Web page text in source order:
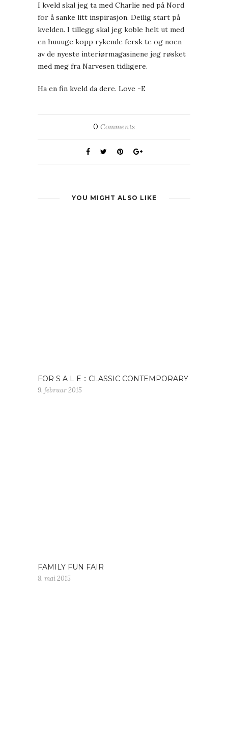
I kveld skal jeg ta med Charlie ned på Nord
for å sanke litt inspirasjon. Deilig start på
kvelden. I tillegg skal jeg koble helt ut med
en huuuge kopp rykende fersk te og noen
av de nyeste interiørmagasinene jeg røsket
med meg fra Narvesen tidligere.
Ha en fin kveld da dere. Love -E
0 Comments
YOU MIGHT ALSO LIKE
FOR S A L E :: CLASSIC CONTEMPORARY
9. februar 2015
FAMILY FUN FAIR
8. mai 2015